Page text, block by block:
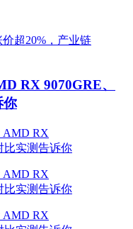
RX 9070GRE、
你